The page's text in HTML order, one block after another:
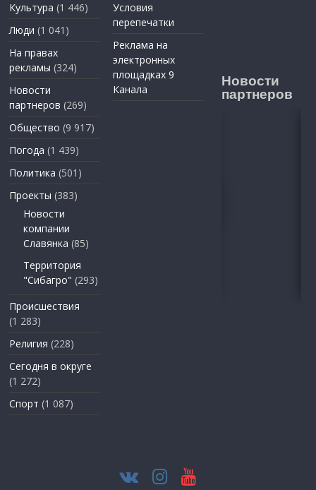
Культура (1 446)
Люди (1 041)
На правах
рекламы (324)
Новости
партнеров (269)
Общество (9 917)
Погода (1 439)
Политика (501)
Проекты (383)
Новости
компании
Славянка (85)
Территория
"Сибагро" (293)
Происшествия
(1 283)
Религия (228)
Сегодня в округе
(1 272)
Спорт (1 087)
Условия
перепечатки
Реклама на
электронных
площадках 9
Канала
Новости
партнеров